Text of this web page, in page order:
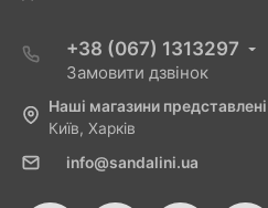
+38 (067) 1313297
Замовити дзвінок
Наші магазини представлені
Київ, Харків
info@sandalini.ua